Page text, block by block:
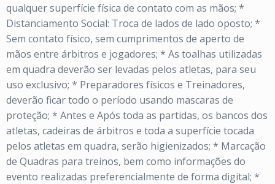
qualquer superfície física de contato com as mãos; *
Distanciamento Social: Troca de lados de lado oposto; *
Sem contato físico, sem cumprimentos de aperto de
mãos entre árbitros e jogadores; * As toalhas utilizadas
em quadra deverão ser levadas pelos atletas, para seu
uso exclusivo; * Preparadores físicos e Treinadores,
deverão ficar todo o período usando mascaras de
proteção; * Antes e Após toda as partidas, os bancos dos
atletas, cadeiras de árbitros e toda a superfície tocada
pelos atletas em quadra, serão higienizados; * Marcação
de Quadras para treinos, bem como informações do
evento realizadas preferencialmente de forma digital; *